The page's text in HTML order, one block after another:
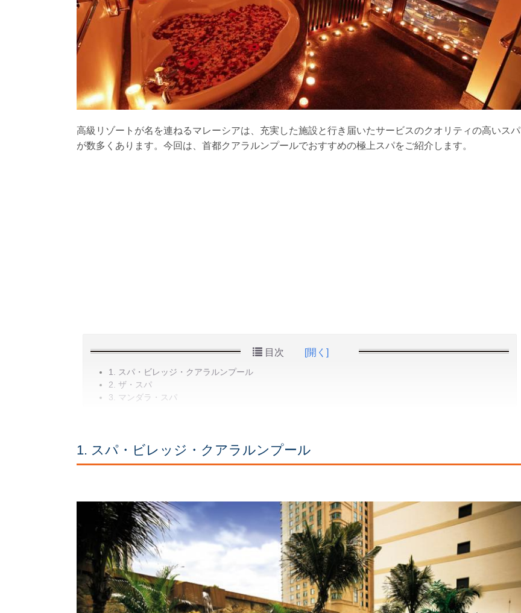
高級リゾートが名を連ねるマレーシアは、充実した施設と行き届いたサービスのクオリティの高いスパ
が数多くあります。今回は、首都クアラルンプールでおすすめの極上スパをご紹介します。
目次 [開く]
1. スパ・ビレッジ・クアラルンプール
2. ザ・スパ
3. マンダラ・スパ
1. スパ・ビレッジ・クアラルンプール